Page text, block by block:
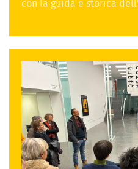
con la guida e storica